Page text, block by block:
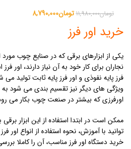
تومان11,980,000 تومان8,790,000
خرید اور فرز
یکی از ابزارهای برقی که در صنایع چوب مورد
نجاران برای کار خود به آن نیاز دارند، اور
فرز پایه نفوذی و اور فرز پایه ثابت تولید
ویژگی های دیگر نیز تقسیم بندی می شود به
اورفرزی که بیشتر در صنعت چوب بکار می
ممکن است در ابتدا استفاده از این ابزار
توانید با آموزش، نحوه استفاده از انواع اور
خرید دستگاه اور فرز مناسب، آن را کاملا